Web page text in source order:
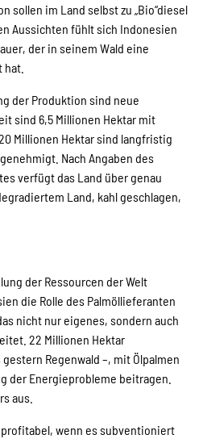
Suche
sollen im Land selbst zu „Bio“diesel
Aussichten fühlt sich Indonesien
der in seinem Wald eine
der Produktion sind neue
sind 6,5 Millionen Hektar mit
Millionen Hektar sind langfristig
Nach Angaben des
verfügt das Land über genau
Land, kahl geschlagen,
der Ressourcen der Welt
die Rolle des Palmöllieferanten
nicht nur eigenes, sondern auch
22 Millionen Hektar
Regenwald –, mit Ölpalmen
der Energieprobleme beitragen.
aus.
profitabel, wenn es subventioniert